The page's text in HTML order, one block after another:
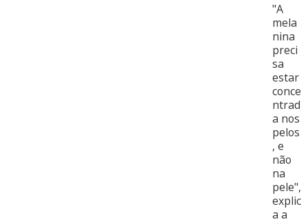
"A
mela
nina
preci
sa
estar
conce
ntrad
a nos
pelos
, e
não
na
pele",
explic
a a